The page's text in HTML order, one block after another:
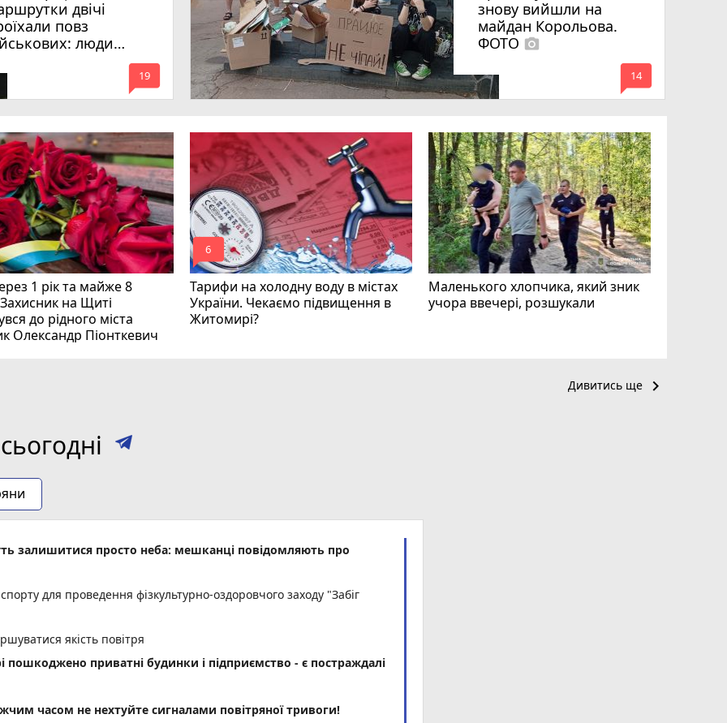
двічі
повз
люди
покаратиmode_comment
19
знову вийшли на
майдан Корольова.
ФОТО photo_camera
mode_comment
14
1 рік та майже 8
Захисник на Щиті
до рідного міста
Олександр Піонткевич
Тарифи на холодну воду в містах
України. Чекаємо підвищення в
Житомирі?
mode_comment
6
Маленького хлопчика, який зник
учора ввечері, розшукали
Дивитись ще keyboard_arrow_right
залишитися просто неба: мешканці повідомляють про
для проведення фізкультурно-оздоровчого заходу "Забіг
якість повітря
пошкоджено приватні будинки і підприємство - є постраждалі
часом не нехтуйте сигналами повітряної тривоги!